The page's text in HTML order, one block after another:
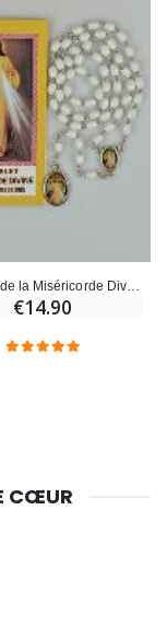
Chapelet de la Miséricorde Divine - Blanc
€14.90
CŒUR